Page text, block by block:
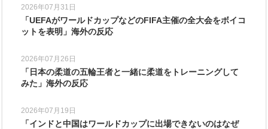
2026年07月31日
「UEFAがワールドカップなどのFIFA主催の全大会をボイコ
ットを表明」海外の反応
2026年07月26日
「日本の柔道の五輪王者と一緒に柔道をトレーニングして
みた」海外の反応
2026年07月19日
「インドと中国はワールドカップに出場できないのはなぜ